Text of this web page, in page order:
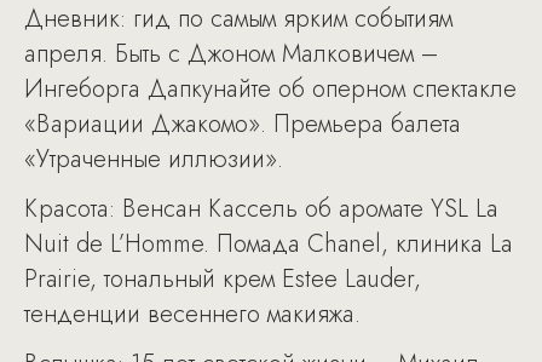
Дневник: гид по самым ярким событиям
апреля. Быть с Джоном Малковичем –
Ингеборга Дапкунайте об оперном спектакле
«Вариации Джакомо». Премьера балета
«Утраченные иллюзии».
Красота: Венсан Кассель об аромате YSL La
Nuit de L’Homme. Помада Chanel, клиника La
Prairie, тональный крем Estee Lauder,
тенденции весеннего макияжа.